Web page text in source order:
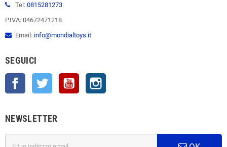
Tel: 0815281273
P.IVA: 04672471218
Email: info@mondialtoys.it
SEGUICI
Facebook Twitter YouTube
NEWSLETTER